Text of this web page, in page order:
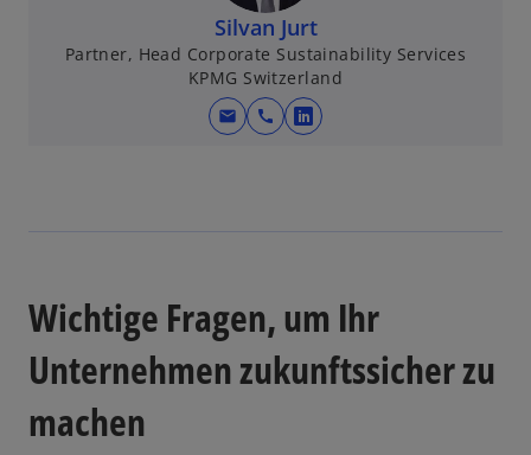
n
e
r
n
g
s
Silvan Jurt
Partner, Head Corporate Sustainability Services
KPMG Switzerland
mail call
w
i
e
Wichtige Fragen, um Ihr
Unternehmen zukunftssicher zu
machen